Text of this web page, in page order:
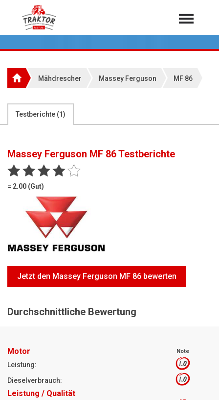
Home
Rundballenpressen
Teleskoplader
Rasentraktoren
Hoflader
Jetzt Bewerten
Über 7.000 Testberichte
Mähdrescher Massey Ferguson MF 86
Testberichte (1)
Massey Ferguson MF 86Testberichte
= 2.00 (Gut)
Jetzt den Massey Ferguson MF 86 bewerten
Durchschnittliche Bewertung
Motor Note
Leistung: 1.0
Dieselverbrauch: 1.0
Leistung / Qualität